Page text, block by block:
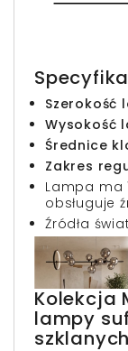
Szerokość
Wysokość
Średnice
Zakres
Lampa ma
obsługuje
Źródła
Kolekcja
lampy